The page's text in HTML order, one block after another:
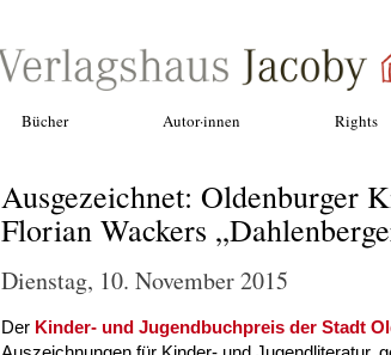
Bücher Autor·innen Rights
Ausgezeichnet: Oldenburger
Florian Wackers
Dienstag, 10. November 2015
Der Kinder- und Jugendbuchpreis der Stadt